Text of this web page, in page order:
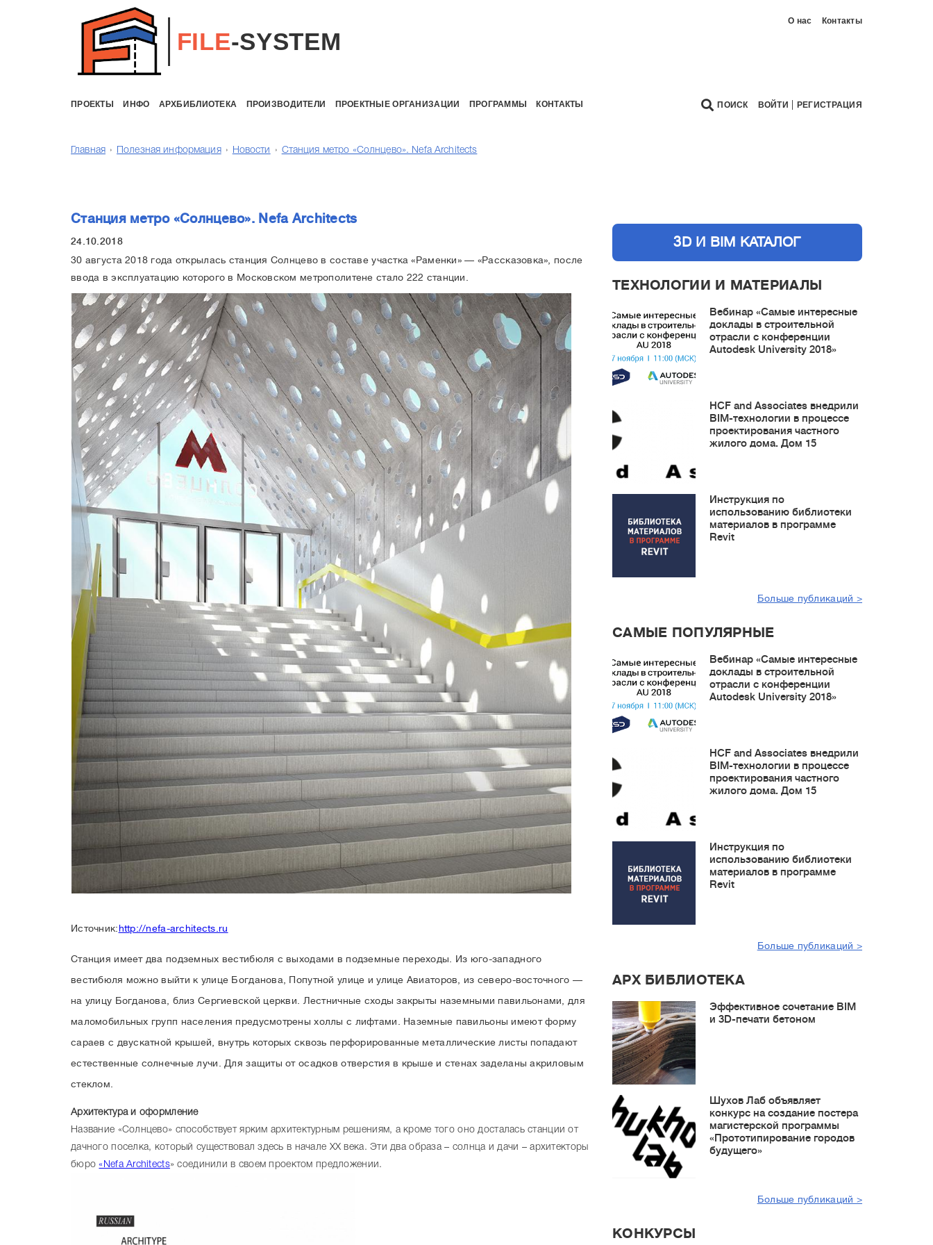
FILE-SYSTEM
О нас Контакты
ПРОЕКТЫ ИНФО АРХБИБЛИОТЕКА ПРОИЗВОДИТЕЛИ ПРОЕКТНЫЕ ОРГАНИЗАЦИИ ПРОГРАММЫ КОНТАКТЫ ПОИСК ВОЙТИ РЕГИСТРАЦИЯ
Главная Полезная информация Новости Станция метро «Солнцево». Nefa Architects
Станция метро «Солнцево». Nefa Architects
24.10.2018
30 августа 2018 года открылась cтанция Солнцево в составе участка «Раменки» — «Рассказовка», после
ввода в эксплуатацию которого в Московском метрополитене стало 222 станции.
Источник:http://nefa-architects.ru
Станция имеет два подземных вестибюля с выходами в подземные переходы. Из юго-западного
вестибюля можно выйти к улице Богданова, Попутной улице и улице Авиаторов, из северо-восточного —
на улицу Богданова, близ Сергиевской церкви. Лестничные сходы закрыты наземными павильонами, для
маломобильных групп населения предусмотрены холлы с лифтами. Наземные павильоны имеют форму
сараев с двускатной крышей, внутрь которых сквозь перфорированные металлические листы попадают
естественные солнечные лучи. Для защиты от осадков отверстия в крыше и стенах заделаны акриловым
стеклом.
Архитектура и оформление
Название «Солнцево» способствует ярким архитектурным решениям, а кроме того оно досталась станции от
дачного поселка, который существовал здесь в начале ХХ века. Эти два образа – солнца и дачи – архитекторы
бюро«Nefa Architects» соединили в своем проектом предложении.
3D И BIM КАТАЛОГ
ТЕХНОЛОГИИ И МАТЕРИАЛЫ
Вебинар «Самые интересные
доклады в строительной
отрасли с конференции
Autodesk University 2018»
HCF and Associates внедрили
BIM-технологии в процессе
проектирования частного
жилого дома. Дом 15
Инструкция по
использованию библиотеки
материалов в программе
Revit
Больше публикаций >
САМЫЕ ПОПУЛЯРНЫЕ
Вебинар «Самые интересные
доклады в строительной
отрасли с конференции
Autodesk University 2018»
HCF and Associates внедрили
BIM-технологии в процессе
проектирования частного
жилого дома. Дом 15
Инструкция по
использованию библиотеки
материалов в программе
Revit
Больше публикаций >
АРХ БИБЛИОТЕКА
Эффективное сочетание BIM
и 3D-печати бетоном
Шухов Лаб объявляет
конкурс на создание постера
магистерской программы
«Прототипирование городов
будущего»
Больше публикаций >
КОНКУРСЫ